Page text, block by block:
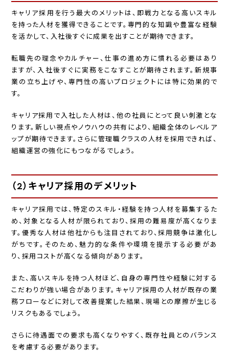
キャリア採用を行う最大のメリットは、即戦力となる高いスキル
を持った人材を獲得できることです。専門的な知識や豊富な経験
を活かして、入社後すぐに成果を出すことが期待できます。
転職先の理念やカルチャー、仕事の進め方に慣れる必要はあり
ますが、入社後すぐに実務をこなすことが期待されます。新規事
業の立ち上げや、専門性の高いプロジェクトには特に効果的で
す。
キャリア採用で入社した人材は、他の社員にとって良い刺激とな
ります。新しい視点やノウハウの共有により、組織全体のレベルア
ップが期待できます。さらに管理職クラスの人材を採用できれば、
組織運営の強化にもつながるでしょう。
（2）キャリア採用のデメリット
キャリア採用では、特定のスキル・経験を持つ人材を募集するた
め、対象となる人材が限られており、採用の難易度が高くなりま
す。優秀な人材は他社からも注目されており、採用競争は激化し
がちです。そのため、魅力的な条件や環境を提示する必要があ
り、採用コストが高くなる傾向があります。
また、高いスキルを持つ人材ほど、自身の専門性や経験に対する
こだわりが強い場合があります。キャリア採用の人材が既存の業
務フローなどに対して改善提案した結果、現場との摩擦が生じる
リスクもあるでしょう。
さらに待遇面での要求も高くなりやすく、既存社員とのバランス
を考慮する必要があります。